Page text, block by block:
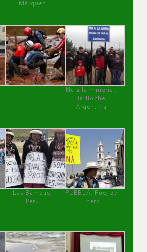
Márquez
No a la minería ,
Bariloche,
Argentina
Las Bambas,
Perú
PUEBLA, Pue, 27
Enero